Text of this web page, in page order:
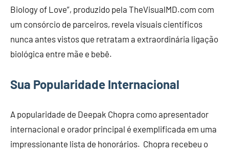
Biology of Love”, produzido pela TheVisualMD.com com
um consórcio de parceiros, revela visuais científicos
nunca antes vistos que retratam a extraordinária ligação
biológica entre mãe e bebê.
Sua Popularidade Internacional
A popularidade de Deepak Chopra como apresentador
internacional e orador principal é exemplificada em uma
impressionante lista de honorários. Chopra recebeu o